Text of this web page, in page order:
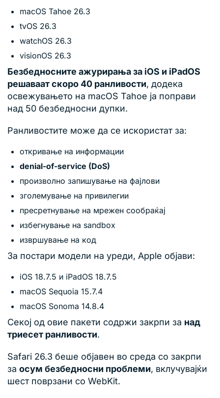
macOS Tahoe 26.3
tvOS 26.3
watchOS 26.3
visionOS 26.3
Безбедносните ажурирања за iOS и iPadOS
решаваат скоро 40 ранливости, додека
освежувањето на macOS Tahoe ја поправи
над 50 безбедносни дупки.
Ранливостите може да се искористат за:
откривање на информации
denial-of-service (DoS)
произволно запишување на фајлови
зголемување на привилегии
пресретнување на мрежен сообраќај
избегнување на sandbox
извршување на код
За постари модели на уреди, Apple објави:
iOS 18.7.5 и iPadOS 18.7.5
macOS Sequoia 15.7.4
macOS Sonoma 14.8.4
Секој од овие пакети содржи закрпи за над
триесет ранливости.
Safari 26.3 беше објавен во среда со закрпи
за осум безбедносни проблеми, вклучувајќи
шест поврзани со WebKit.